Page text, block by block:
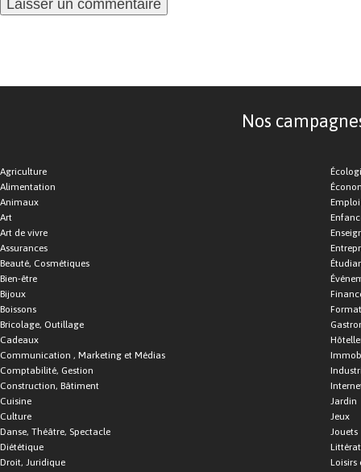
Nos
Agriculture
Alimentation
Animaux
Art
Art de vivre
Assurances
Beauté, Cosmétiques
Bien-être
Bijoux
Boissons
Bricolage, Outillage
Cadeaux
Communication , Marketing et Médias
Comptabilité, Gestion
Construction, Bâtiment
Cuisine
Culture
Danse, Théâtre, Spectacle
Diététique
Droit, Juridique
Emploi
Jardin
Jeux
Jouets
Loisirs